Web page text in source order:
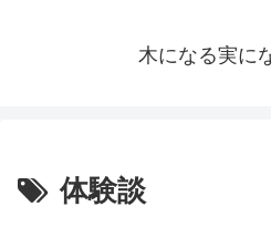
木になる実に
体験談